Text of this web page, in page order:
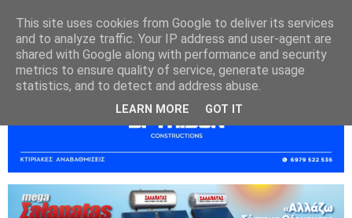
This site uses cookies from Google to deliver its services
and to analyze traffic. Your IP address and user-agent are
shared with Google along with performance and security
metrics to ensure quality of service, generate usage
statistics, and to detect and address abuse.
LEARN MORE GOT IT